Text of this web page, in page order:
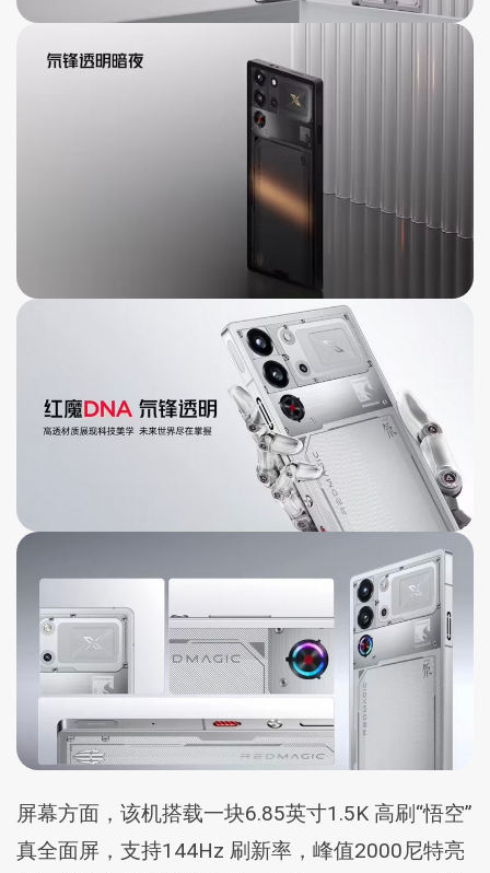
屏幕方面，该机搭载一块6.85英寸1.5K 高刷“悟空”
真全面屏，支持144Hz 刷新率，峰值2000尼特亮